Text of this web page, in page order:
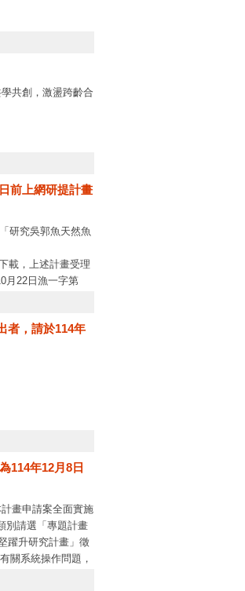
共創，激盪跨齡合
請協助張貼於公布
洽「樂齡學習中南
前上網研提計畫
研究吳郭魚天然魚
載，上述計畫受理
月22日漁一字第
者，請於114年
者。
並應隸屬同一學
列。
先核予補助。
114年12月8日
畫申請案全面實施
別請選「專題計畫
躍升研究計畫」徵
關系統操作問題，